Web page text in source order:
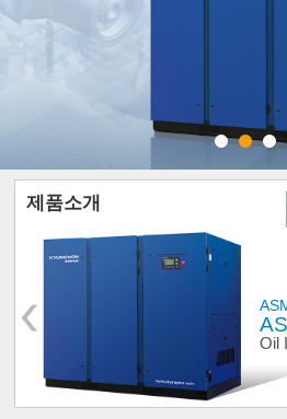
제품소개
Oil